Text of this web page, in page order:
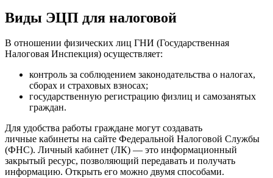
Виды ЭЦП для налоговой
В отношении физических лиц ГНИ (Государственная
Налоговая Инспекция) осуществляет:
контроль за соблюдением законодательства о налогах,
сборах и страховых взносах;
государственную регистрацию физлиц и самозанятых
граждан.
Для удобства работы граждане могут создавать
личные кабинеты на сайте Федеральной Налоговой Службы
(ФНС). Личный кабинет (ЛК) — это информационный
закрытый ресурс, позволяющий передавать и получать
информацию. Открыть его можно двумя способами.